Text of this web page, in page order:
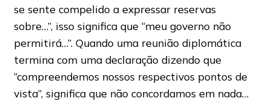
se sente compelido a expressar reservas
sobre…”, isso significa que “meu governo não
permitirá…”. Quando uma reunião diplomática
termina com uma declaração dizendo que
“compreendemos nossos respectivos pontos de
vista”, significa que não concordamos em nada…